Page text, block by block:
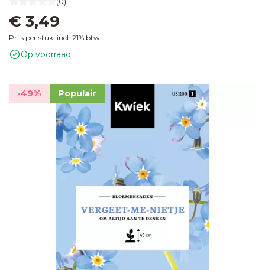
€ 3,49
Prijs per stuk, incl. 21% btw
Op voorraad
-49% Populair